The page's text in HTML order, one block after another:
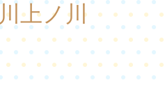
上ノ川